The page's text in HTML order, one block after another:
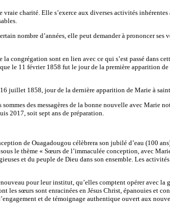
charité. Elle s’exerce aux diverses activités inhérentes
nombre d’années, elle peut demander à prononcer ses
congrégation sont en lien avec ce qui s’est passé dans
le 11 février 1858 fut le jour de la première apparition
juillet 1858, jour de la dernière apparition de Marie à
des messagères de la bonne nouvelle avec Marie
2017, soit sept ans de préparation.
de Ouagadougou célèbrera son jubilé d’eau (100
le thème « Sœurs de l’immaculée conception, avec
et du peuple de Dieu dans son ensemble. Les
pour leur institut, qu’elles comptent opérer avec la
sœurs sont enracinées en Jésus Christ, épanouies et
et de témoignage authentique ouvert aux